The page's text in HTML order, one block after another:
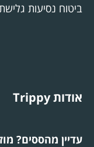
ביטוח נסיעות
אודות Trippy
עדיין מהססים?